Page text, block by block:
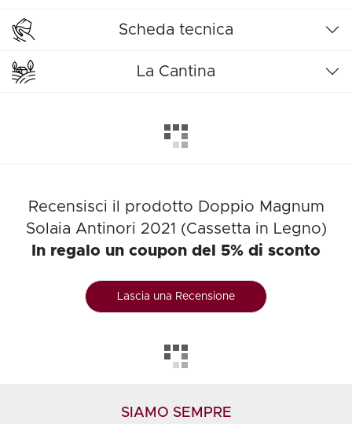
Scheda tecnica
La Cantina
Recensisci il prodotto Doppio Magnum
Solaia Antinori 2021 (Cassetta in Legno)
In regalo un coupon del 5% di sconto
Lascia una Recensione
SIAMO SEMPRE